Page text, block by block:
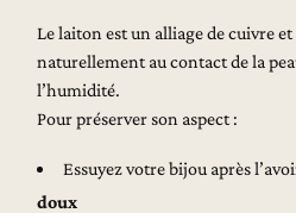
Le laiton est un alliage de cuivre
naturellement au contact de la
l’humidité.
Pour préserver son aspect :
Essuyez votre bijou après
doux